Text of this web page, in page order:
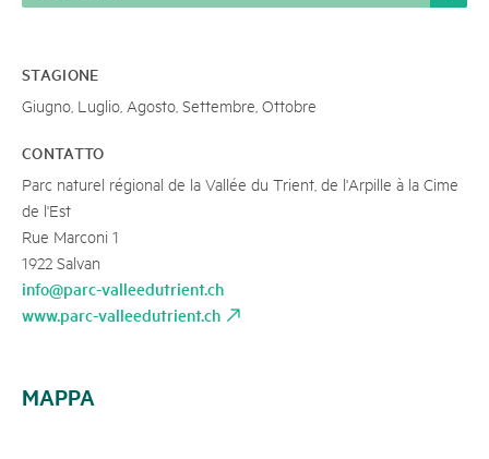
STAGIONE
Giugno, Luglio, Agosto, Settembre, Ottobre
CONTATTO
Parc naturel régional de la Vallée du Trient, de l'Arpille à la Cime
de l'Est
Rue Marconi 1
1922 Salvan
info@parc-valleedutrient.ch
www.parc-valleedutrient.ch
MAPPA